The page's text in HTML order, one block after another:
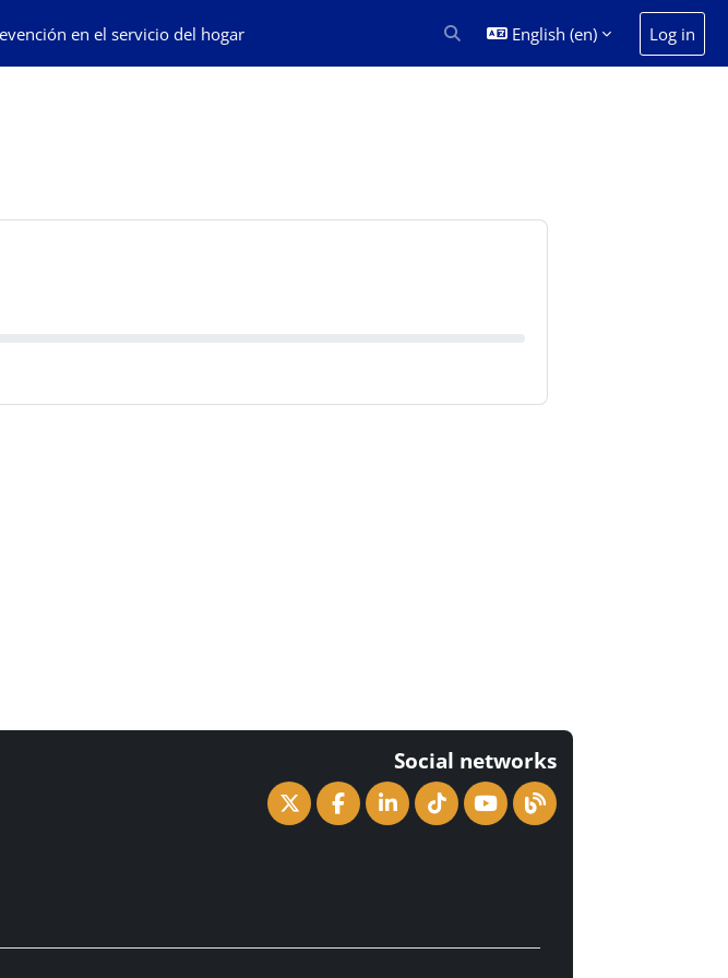
en el servicio del hogar Toggle search input
English ‎(en)‎ Log in
Social networks